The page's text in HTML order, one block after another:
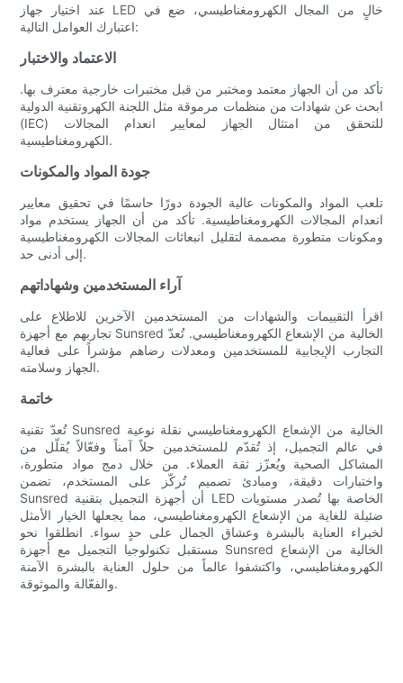
عند اختيار جهاز LED خالٍ من المجال الكهرومغناطيسي، ضع في
اعتبارك العوامل التالية:
الاعتماد والاختبار
تأكد من أن الجهاز معتمد ومختبر من قبل مختبرات خارجية معترف بها.
ابحث عن شهادات من منظمات مرموقة مثل اللجنة الكهروتقنية الدولية
(IEC) للتحقق من امتثال الجهاز لمعايير انعدام المجالات
الكهرومغناطيسية.
جودة المواد والمكونات
تلعب المواد والمكونات عالية الجودة دورًا حاسمًا في تحقيق معايير
انعدام المجالات الكهرومغناطيسية. تأكد من أن الجهاز يستخدم مواد
ومكونات متطورة مصممة لتقليل انبعاثات المجالات الكهرومغناطيسية
إلى أدنى حد.
آراء المستخدمين وشهاداتهم
اقرأ التقييمات والشهادات من المستخدمين الآخرين للاطلاع على
تجاربهم مع أجهزة Sunsred الخالية من الإشعاع الكهرومغناطيسي. تُعدّ
التجارب الإيجابية للمستخدمين ومعدلات رضاهم مؤشراً على فعالية
الجهاز وسلامته.
خاتمة
تُعدّ تقنية Sunsred الخالية من الإشعاع الكهرومغناطيسي نقلة نوعية
في عالم التجميل، إذ تُقدّم للمستخدمين حلاً آمناً وفعّالاً يُقلّل من
المشاكل الصحية ويُعزّز ثقة العملاء. من خلال دمج مواد متطورة،
واختبارات دقيقة، ومبادئ تصميم تُركّز على المستخدم، تضمن
Sunsred أن أجهزة التجميل بتقنية LED الخاصة بها تُصدر مستويات
ضئيلة للغاية من الإشعاع الكهرومغناطيسي، مما يجعلها الخيار الأمثل
لخبراء العناية بالبشرة وعشاق الجمال على حدٍ سواء. انطلقوا نحو
مستقبل تكنولوجيا التجميل مع أجهزة Sunsred الخالية من الإشعاع
الكهرومغناطيسي، واكتشفوا عالماً من حلول العناية بالبشرة الآمنة
والفعّالة والموثوقة.